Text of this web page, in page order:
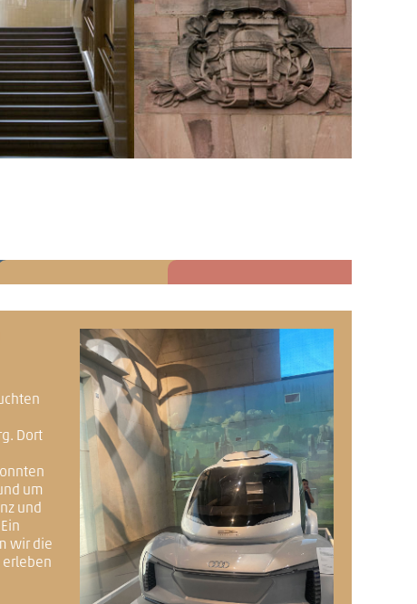
Dort
um
und
wir die
erleben